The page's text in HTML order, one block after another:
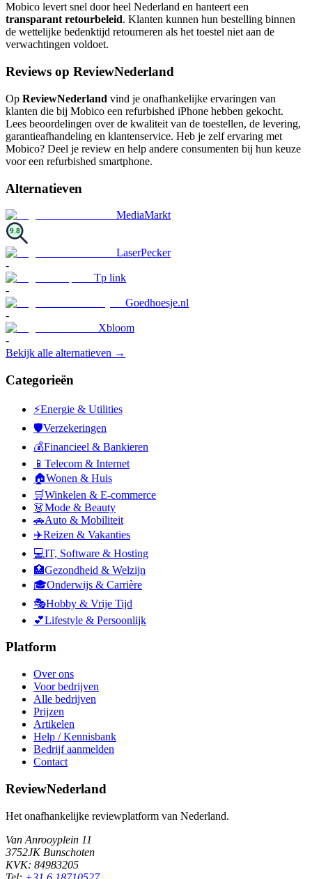
Mobico levert snel door heel Nederland en hanteert een
transparant retourbeleid. Klanten kunnen hun bestelling binnen
de wettelijke bedenktijd retourneren als het toestel niet aan de
verwachtingen voldoet.
Reviews op ReviewNederland
Op ReviewNederland vind je onafhankelijke ervaringen van
klanten die bij Mobico een refurbished iPhone hebben gekocht.
Lees beoordelingen over de kwaliteit van de toestellen, de levering,
garantieafhandeling en klantenservice. Heb je zelf ervaring met
Mobico? Deel je review en help andere consumenten bij hun keuze
voor een refurbished smartphone.
Alternatieven
MediaMarkt
9.8
LaserPecker
-
Tp link
-
Goedhoesje.nl
-
Xbloom
-
Bekijk alle alternatieven →
Categorieën
⚡Energie & Utilities
🛡️Verzekeringen
💰Financieel & Bankieren
📱 Telecom & Internet
🏠Wonen & Huis
🛒Winkelen & E-commerce
👗Mode & Beauty
🚗Auto & Mobiliteit
✈️Reizen & Vakanties
💻IT, Software & Hosting
🏥Gezondheid & Welzijn
🎓Onderwijs & Carrière
🎭Hobby & Vrije Tijd
💕Lifestyle & Persoonlijk
Platform
Over ons
Voor bedrijven
Alle bedrijven
Prijzen
Artikelen
Help / Kennisbank
Bedrijf aanmelden
Contact
ReviewNederland
Het onafhankelijke reviewplatform van Nederland.
Van Anrooyplein 11
3752JK Bunschoten
KVK: 84983205